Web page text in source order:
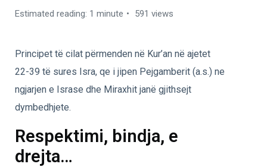
Estimated reading: 1 minute 591 views
Principet të cilat përmenden në Kur’an në ajetet
22-39 të sures Isra, qe i jipen Pejgamberit (a.s.) ne
ngjarjen e Israse dhe Miraxhit janë gjithsejt
dymbedhjete.
Respektimi, bindja, e
drejta…